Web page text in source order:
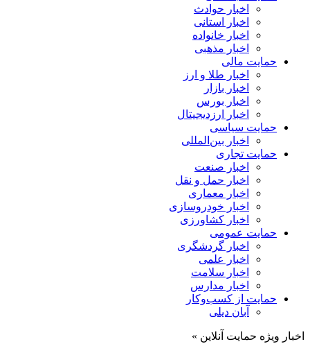
اخبار حوادث
اخبار استانی
اخبار خانواده
اخبار مذهبی
حمایت مالی
اخبار طلا و ارز
اخبار بازار
اخبار بورس
اخبار ارزدیجیتال
حمایت سیاسی
اخبار بین‌المللی
حمایت تجاری
اخبار صنعت
اخبار حمل و نقل
اخبار معماری
اخبار خودروسازی
اخبار کشاورزی
حمایت عمومی
اخبار گردشگری
اخبار علمی
اخبار سلامت
اخبار مدارس
حمایت از کسب‌وکار
آبان دیلی
اخبار ویژه حمایت آنلاین »